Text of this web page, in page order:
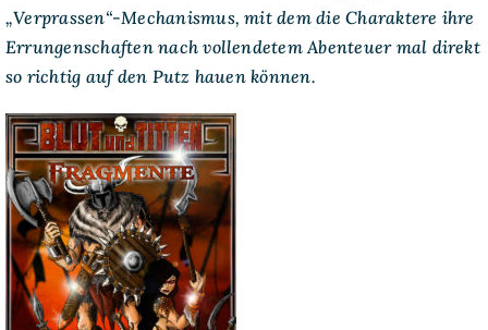
„Verprassen“-Mechanismus, mit dem die Charaktere ihre
Errungenschaften nach vollendetem Abenteuer mal direkt
so richtig auf den Putz hauen können.